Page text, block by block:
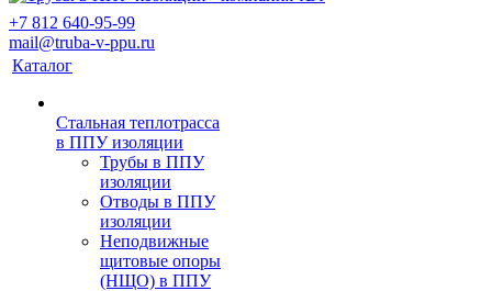
+7 812 640-95-99
mail@truba-v-ppu.ru
Каталог
Стальная теплотрасса
в ППУ изоляции
Трубы в ППУ
изоляции
Отводы в ППУ
изоляции
Неподвижные
щитовые опоры
(НЩО) в ППУ